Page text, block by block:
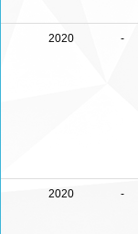
2020 -
2020 -